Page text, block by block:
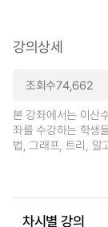
강의상세
조회수74,662
본 강좌에서는 이산
좌를 수강하는 학생
법, 그래프, 트리, 알
차시별 강의